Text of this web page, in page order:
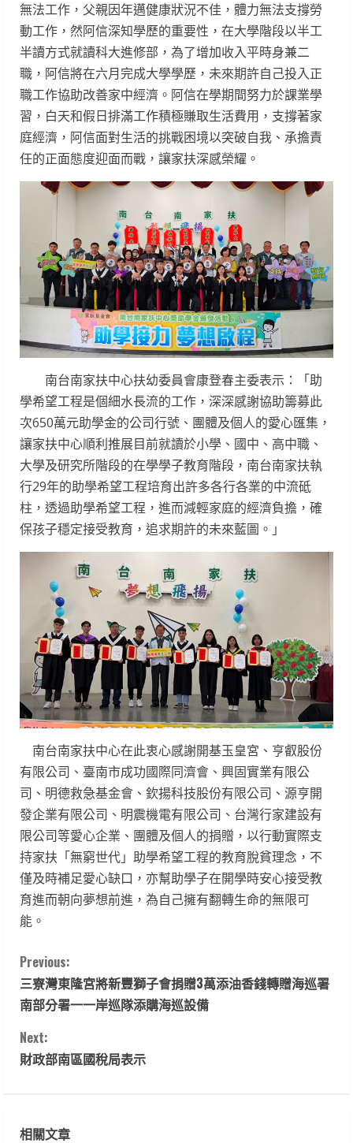
無法工作，父親因年邁健康狀況不佳，體力無法支撐勞
動工作，然阿信深知學歷的重要性，在大學階段以半工
半讀方式就讀科大進修部，為了增加收入平時身兼二
職，阿信將在六月完成大學學歷，未來期許自己投入正
職工作協助改善家中經濟。阿信在學期間努力於課業學
習，白天和假日排滿工作積極賺取生活費用，支撐著家
庭經濟，阿信面對生活的挑戰困境以突破自我、承擔責
任的正面態度迎面而戰，讓家扶深感榮耀。
南台南家扶中心扶幼委員會康登春主委表示：「助
學希望工程是個細水長流的工作，深深感謝協助籌募此
次650萬元助學金的公司行號、團體及個人的愛心匯集，
讓家扶中心順利推展目前就讀於小學、國中、高中職、
大學及研究所階段的在學學子教育階段，南台南家扶執
行29年的助學希望工程培育出許多各行各業的中流砥
柱，透過助學希望工程，進而減輕家庭的經濟負擔，確
保孩子穩定接受教育，追求期許的未來藍圖。」
南台南家扶中心在此衷心感謝開基玉皇宮、亨叡股份
有限公司、臺南市成功國際同濟會、興固實業有限公
司、明德救急基金會、欽揚科技股份有限公司、源亨開
發企業有限公司、明震機電有限公司、台灣行家建設有
限公司等愛心企業、團體及個人的捐贈，以行動實際支
持家扶「無窮世代」助學希望工程的教育脫貧理念，不
僅及時補足愛心缺口，亦幫助學子在開學時安心接受教
育進而朝向夢想前進，為自己擁有翻轉生命的無限可
能。
C
o
n
t
n
Previous:
三寮灣東隆宮將新豐獅子會捐贈3萬添油香錢轉贈海巡署
南部分署一一岸巡隊添購海巡設備
Next:
財政部南區國稅局表示
相關文章